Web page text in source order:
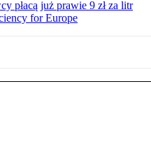
płacą już prawie 9 zł za litr
for Europe